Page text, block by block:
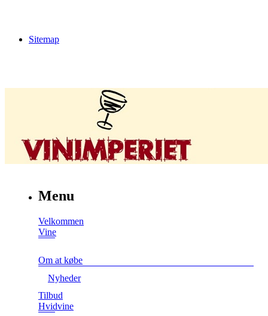
Sitemap
Menu
Velkommen
Vine
Om at købe
Nyheder
Tilbud
Hvidvine